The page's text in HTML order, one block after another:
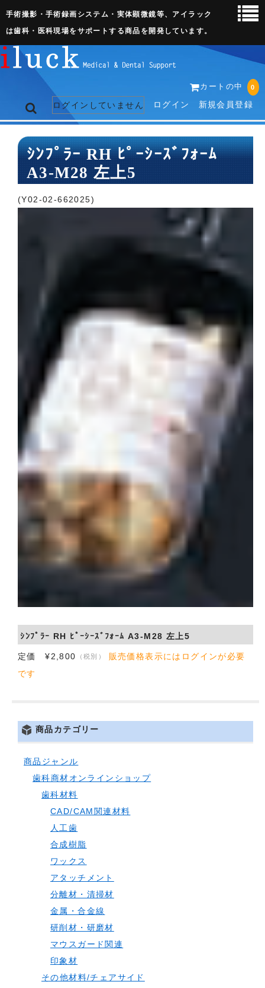
手術撮影・手術録画システム・実体顕微鏡等、アイラック
は歯科・医科現場をサポートする商品を開発しています。
カートの中 0
ログインしていません ログイン 新規会員登録
トップページ
ネット販売ページ
歯科関連機器
ｼﾝﾌﾟﾗｰ RH ﾋﾟｰｼｰｽﾞﾌｫｰﾑ
A3-M28 左上5
(Y02-02-662025)
ｼﾝﾌﾟﾗｰ RH ﾋﾟｰｼｰｽﾞﾌｫｰﾑ A3-M28 左上5
定価 ¥2,800 （税別）
販売価格表示にはログインが必要
です
商品カテゴリー
商品ジャンル
歯科商材オンラインショップ
歯科材料
CAD/CAM関連材料
人工歯
合成樹脂
ワックス
アタッチメント
分離材・清掃材
金属・合金線
研削材・研磨材
マウスガード関連
印象材
その他材料/チェアサイド